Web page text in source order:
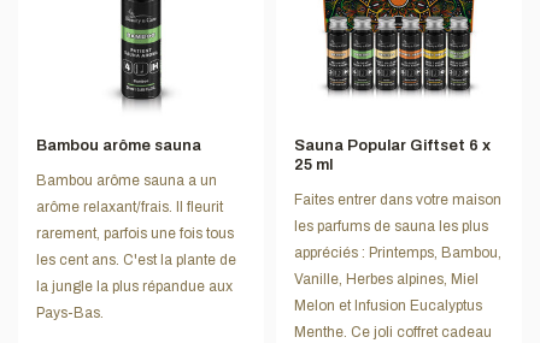
Bambou arôme sauna
Bambou arôme sauna a un
arôme relaxant/frais. Il fleurit
rarement, parfois une fois tous
les cent ans. C'est la plante de
la jungle la plus répandue aux
Pays-Bas.
Sauna Popular Giftset 6 x
25 ml
Faites entrer dans votre maison
les parfums de sauna les plus
appréciés : Printemps, Bambou,
Vanille, Herbes alpines, Miel
Melon et Infusion Eucalyptus
Menthe. Ce joli coffret cadeau